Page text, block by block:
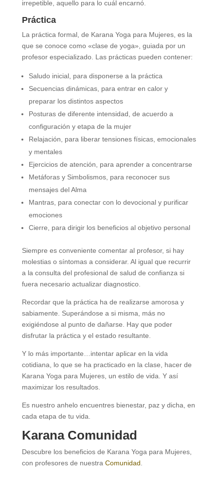
irrepetible, aquello para lo cuál encarnó.
Práctica
La práctica formal, de Karana Yoga para Mujeres, es la
que se conoce como «clase de yoga», guiada por un
profesor especializado. Las prácticas pueden contener:
Saludo inicial, para disponerse a la práctica
Secuencias dinámicas, para entrar en calor y
preparar los distintos aspectos
Posturas de diferente intensidad, de acuerdo a
configuración y etapa de la mujer
Relajación, para liberar tensiones físicas, emocionales
y mentales
Ejercicios de atención, para aprender a concentrarse
Metáforas y Simbolismos, para reconocer sus
mensajes del Alma
Mantras, para conectar con lo devocional y purificar
emociones
Cierre, para dirigir los beneficios al objetivo personal
Siempre es conveniente comentar al profesor, si hay
molestias o síntomas a considerar. Al igual que recurrir
a la consulta del profesional de salud de confianza si
fuera necesario actualizar diagnostico.
Recordar que la práctica ha de realizarse amorosa y
sabiamente. Superándose a si misma, más no
exigiéndose al punto de dañarse. Hay que poder
disfrutar la práctica y el estado resultante.
Y lo más importante…intentar aplicar en la vida
cotidiana, lo que se ha practicado en la clase, hacer de
Karana Yoga para Mujeres, un estilo de vida. Y así
maximizar los resultados.
Es nuestro anhelo encuentres bienestar, paz y dicha, en
cada etapa de tu vida.
Karana Comunidad
Descubre los beneficios de Karana Yoga para Mujeres,
con profesores de nuestra Comunidad.